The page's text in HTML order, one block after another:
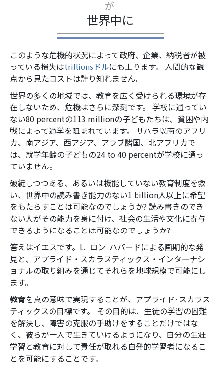
が
世界中に
このような危機的状況によって政府、企業、納税者が被
っている損失はtrillions ドルにも上ります。 人間的な観
点から見たコストは計り知れません。
世界の多くの地域では、教育を広く受けられる環境が存
在しないため、危機はさらに深刻です。 学校に通ってい
ない80 percentの113 millionの子どもたちは、貧困や内
戦によって通学を阻まれています。 サハラ以南のアフリ
カ、南アジア、西アジア、アラブ諸国、北アフリカで
は、就学年齢の子どもの24 to 40 percentが学校に通っ
ていません。
破綻しつつある、あるいは機能していない教育制度を救
い、世界中の読み書き能力のない1 billion人以上に希望
をもたらすことは可能なのでしょうか? 読み書きのでき
ない人がその能力を身に付け、社会の生活や文化に寄与
できるようになることは可能なのでしょうか?
答えはイエスです。L. ロン ハバードによる画期的な発
見と、アプライド・スカラスティックス・インターナシ
ョナルの取り組みを通じてそれらを地球規模で可能にし
ます。
教育を真の意味で実現することが、アプライド･スカラス
ティックスの目標です。 その目的は、生徒の学習の困難
を解決し、障害の克服の手助けをすることだけではな
く、彼らが一人で生きていけるようになり、自分の生涯
学習と教育に対して責任が取れる自発的学習者になるこ
とを可能にすることです。